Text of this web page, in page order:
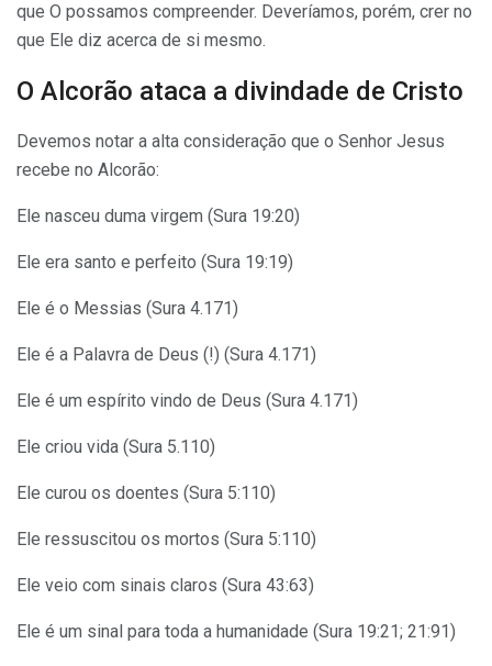
que O possamos compreender. Deveríamos, porém, crer no
que Ele diz acerca de si mesmo.
O Alcorão ataca a divindade de Cristo
Devemos notar a alta consideração que o Senhor Jesus
recebe no Alcorão:
Ele nasceu duma virgem (Sura 19:20)
Ele era santo e perfeito (Sura 19:19)
Ele é o Messias (Sura 4.171)
Ele é a Palavra de Deus (!) (Sura 4.171)
Ele é um espírito vindo de Deus (Sura 4.171)
Ele criou vida (Sura 5.110)
Ele curou os doentes (Sura 5:110)
Ele ressuscitou os mortos (Sura 5:110)
Ele veio com sinais claros (Sura 43:63)
Ele é um sinal para toda a humanidade (Sura 19:21; 21:91)